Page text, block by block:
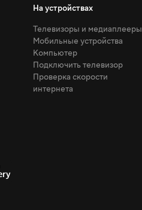
На устройствах
Телевизоры и медиаплееры
Мобильные устройства
Компьютер
Подключить телевизор
Проверка скорости
интернета